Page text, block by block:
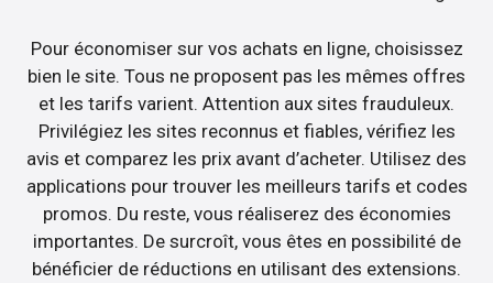
Pour économiser sur vos achats en ligne, choisissez
bien le site. Tous ne proposent pas les mêmes offres
et les tarifs varient. Attention aux sites frauduleux.
Privilégiez les sites reconnus et fiables, vérifiez les
avis et comparez les prix avant d’acheter. Utilisez des
applications pour trouver les meilleurs tarifs et codes
promos. Du reste, vous réaliserez des économies
importantes. De surcroît, vous êtes en possibilité de
bénéficier de réductions en utilisant des extensions.